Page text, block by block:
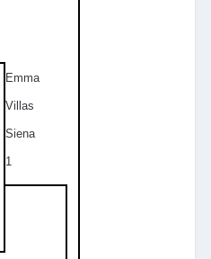
Emma
Villas
Siena
1